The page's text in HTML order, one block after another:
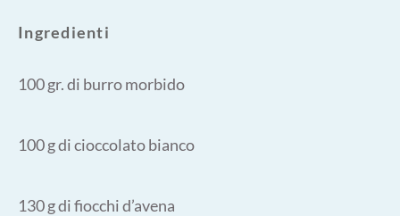
Ingredienti
100 gr. di burro morbido
100 g di cioccolato bianco
130 g di fiocchi d’avena